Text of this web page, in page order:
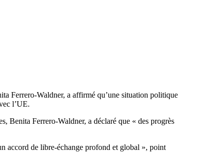
Ferrero-Waldner, a affirmé qu’une situation politique
l’UE.
Benita Ferrero-Waldner, a déclaré que « des progrès
accord de libre-échange profond et global », point